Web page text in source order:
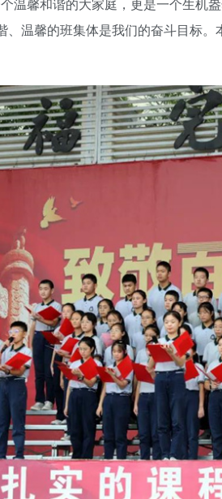
温馨和谐的大家庭，更是一个生机
、温馨的班集体是我们的奋斗目标